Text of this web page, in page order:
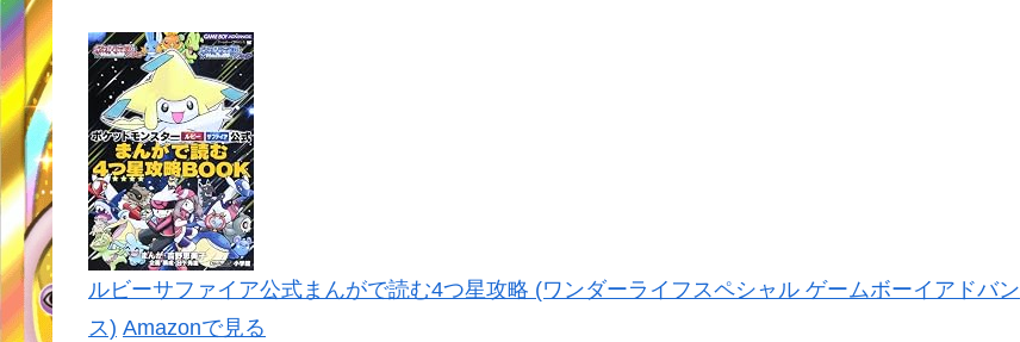
ルビーサファイア公式まんがで読む4つ星攻略 (ワンダーライフスペシャル ゲームボーイアドバン
ス) Amazonで見る